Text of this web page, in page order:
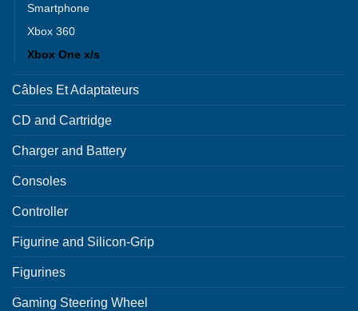
Smartphone
Xbox 360
Xbox One x/s
Câbles Et Adaptateurs
CD and Cartridge
Charger and Battery
Consoles
Controller
Figurine and Silicon-Grip
Figurines
Gaming Steering Wheel